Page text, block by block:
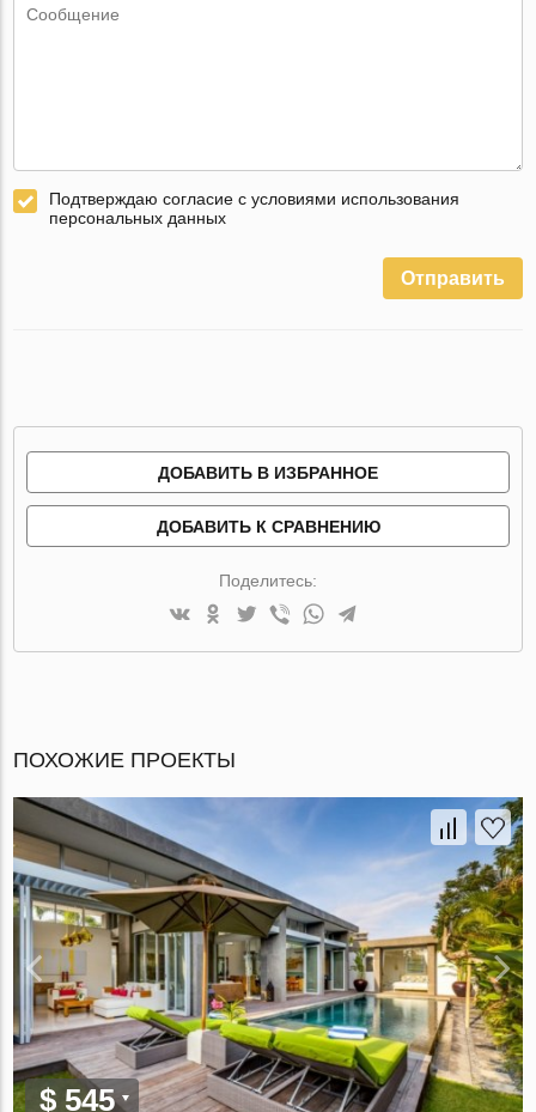
Подтверждаю согласие с условиями использования
персональных данных
Отправить
ДОБАВИТЬ В ИЗБРАННОЕ
ДОБАВИТЬ К СРАВНЕНИЮ
Поделитесь:
ПОХОЖИЕ ПРОЕКТЫ
$ 545